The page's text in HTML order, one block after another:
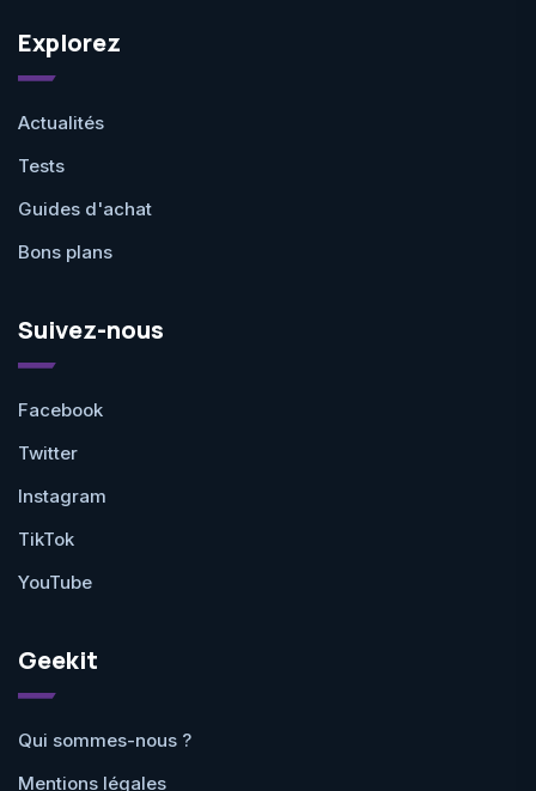
Explorez
Actualités
Tests
Guides d'achat
Bons plans
Suivez-nous
Facebook
Twitter
Instagram
TikTok
YouTube
Geekit
Qui sommes-nous ?
Mentions légales